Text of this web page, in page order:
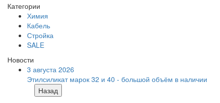
Категории
Химия
Кабель
Стройка
SALE
Новости
3 августа 2026
Этилсиликат марок 32 и 40 - большой объём в наличии
Назад